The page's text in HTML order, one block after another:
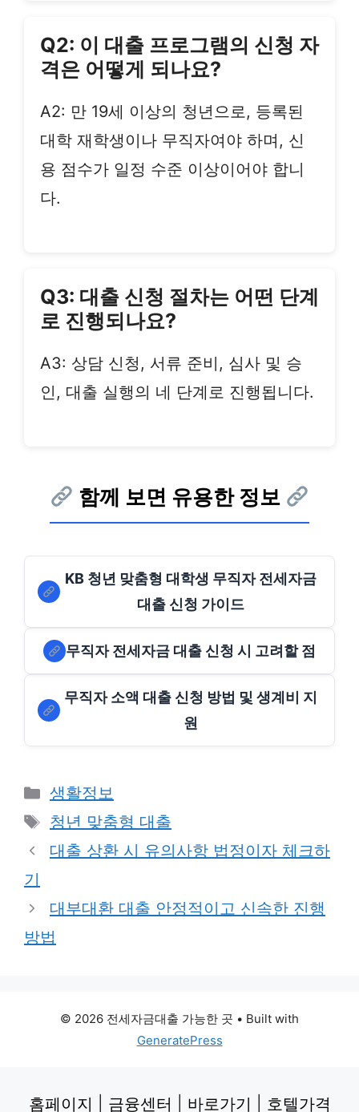
Q2: 이 대출 프로그램의 신청 자
격은 어떻게 되나요?
A2: 만 19세 이상의 청년으로, 등록된
대학 재학생이나 무직자여야 하며, 신
용 점수가 일정 수준 이상이어야 합니
다.
Q3: 대출 신청 절차는 어떤 단계
로 진행되나요?
A3: 상담 신청, 서류 준비, 심사 및 승
인, 대출 실행의 네 단계로 진행됩니다.
함께 보면 유용한 정보
KB 청년 맞춤형 대학생 무직자 전세자금
대출 신청 가이드
무직자 전세자금 대출 신청 시 고려할 점
무직자 소액 대출 신청 방법 및 생계비 지
원
Categories
생활정보
Tags
청년 맞춤형 대출
대출 상환 시 유의사항 법정이자 체크하
기
대부대환 대출 안정적이고 신속한 진행
방법
© 2026 전세자금대출 가능한 곳 • Built with
GeneratePress
홈페이지 금융센터 바로가기 호텔가격